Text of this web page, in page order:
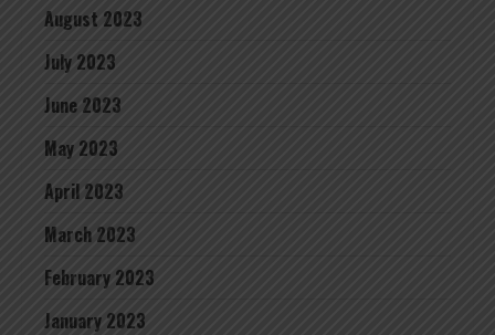
August 2023
July 2023
June 2023
May 2023
April 2023
March 2023
February 2023
January 2023